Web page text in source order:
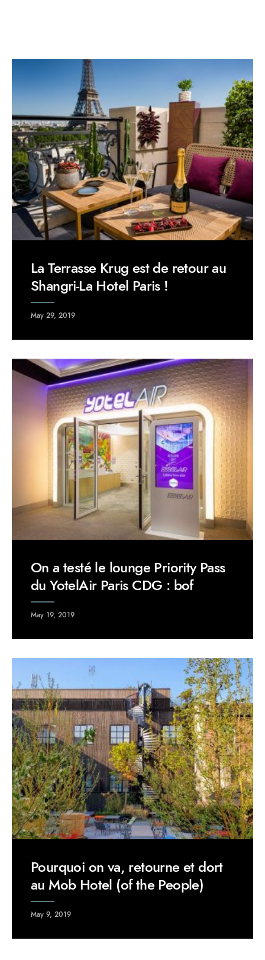
La Terrasse Krug est de retour au
Shangri-La Hotel Paris !
May 29, 2019
On a testé le lounge Priority Pass
du YotelAir Paris CDG : bof
May 19, 2019
Pourquoi on va, retourne et dort
au Mob Hotel (of the People)
May 9, 2019